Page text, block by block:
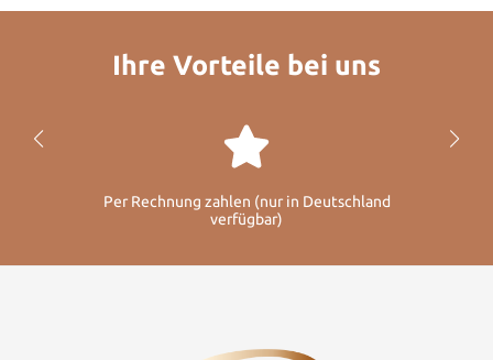
Ihre Vorteile bei uns
Per Rechnung zahlen (nur in Deutschland
verfügbar)